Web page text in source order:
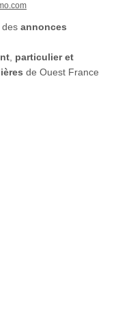
décrivez votre
idéale sur
aux propriétaires
Les propriétaires
des annonces
particulier et
de Ouest France